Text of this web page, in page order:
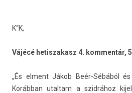
K“K,
Vájécé hetis­zakasz 4. kom­mentár,
„És el­ment Jákob Beér-Sébából
Korábban utal­tam a szidrához